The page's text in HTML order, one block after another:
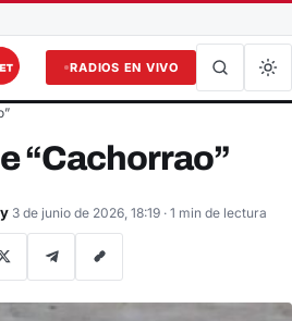
RADIOS EN VIVO
“Cachorrao”
3 de junio de 2026, 18:19 · 1 min de lectura